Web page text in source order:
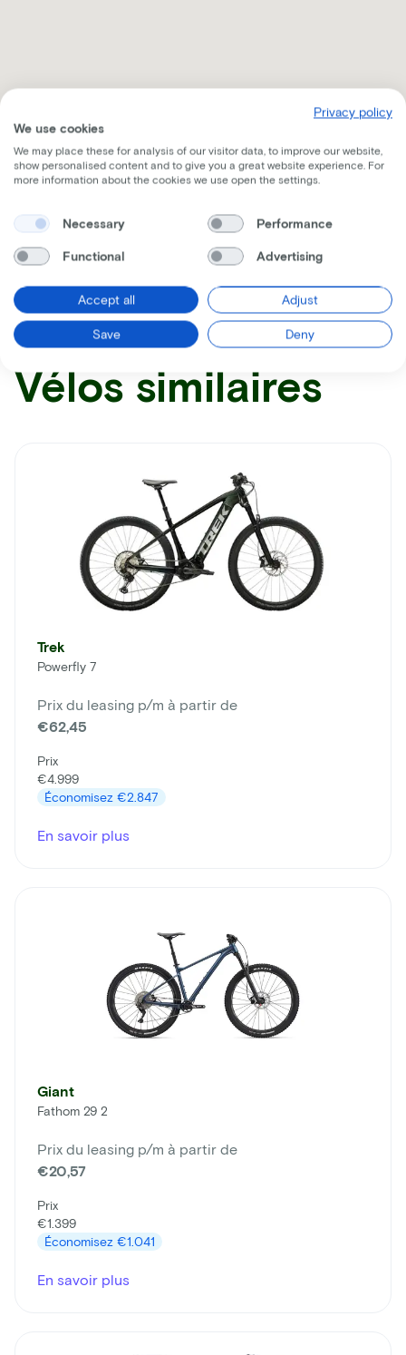
Recevez toutes les informations par mail
Vélos similaires
Trek
Powerfly 7
Prix du leasing p/m à partir de
€62,45
Prix
€4.999
Économisez €2.847
En savoir plus
Giant
Fathom 29 2
Prix du leasing p/m à partir de
€20,57
Prix
€1.399
Économisez €1.041
En savoir plus
Privacy policy
We use cookies
We may place these for analysis of our visitor data, to improve our website,
show personalised content and to give you a great website experience. For
more information about the cookies we use open the settings.
Necessary Performance
Functional Advertising
Accept all Adjust
Save Deny